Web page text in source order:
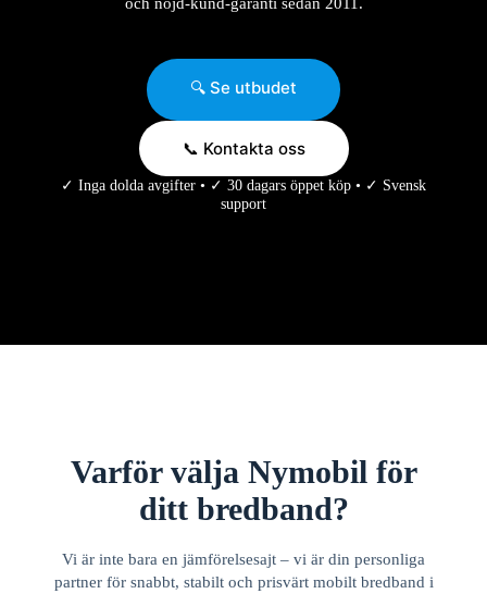
🔍 Se utbudet
📞 Kontakta oss
✓ Inga dolda avgifter • ✓ 30 dagars öppet köp • ✓ Svensk
support
Varför välja Nymobil för
ditt bredband?
Vi är inte bara en jämförelsesajt – vi är din personliga
partner för snabbt, stabilt och prisvärt mobilt bredband i